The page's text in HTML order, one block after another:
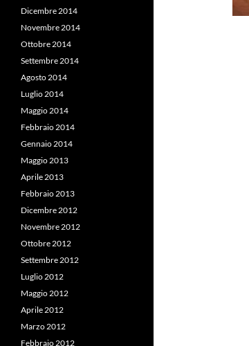
Dicembre 2014
Novembre 2014
Ottobre 2014
Settembre 2014
Agosto 2014
Luglio 2014
Maggio 2014
Febbraio 2014
Gennaio 2014
Maggio 2013
Aprile 2013
Febbraio 2013
Dicembre 2012
Novembre 2012
Ottobre 2012
Settembre 2012
Luglio 2012
Maggio 2012
Aprile 2012
Marzo 2012
Febbraio 2012